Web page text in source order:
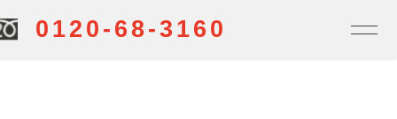
0120-68-3160